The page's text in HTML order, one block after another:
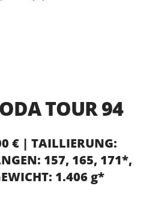
TOUR 94
€ | TAILLIERUNG:
157, 165, 171*,
1.406 g*